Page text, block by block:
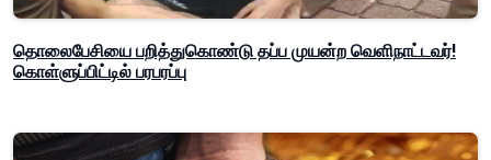
தொலைபேசியை பறித்துகொண்டு தப்ப முயன்ற வெளிநாட்டவர்!
கொள்ளுப்பிட்டில் பரபரப்பு